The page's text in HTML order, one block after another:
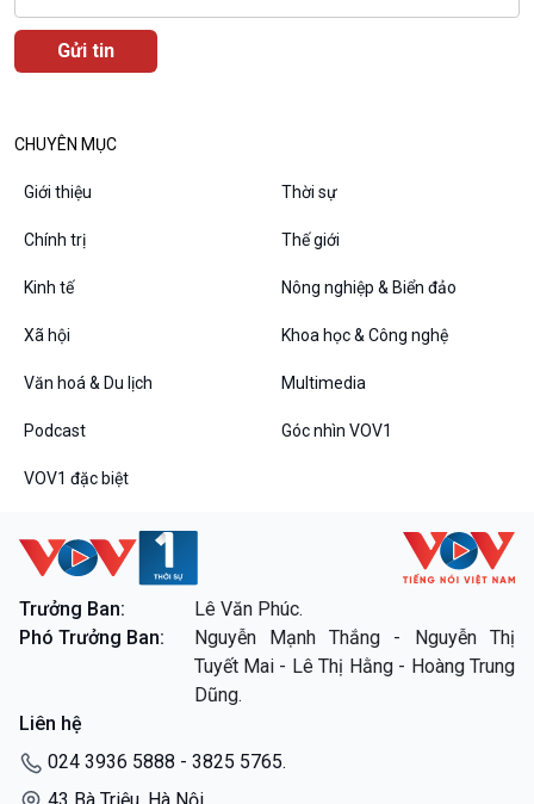
Thanh âm ký sự
Chân dung cuộc sống
CHUYÊN MỤC
Giới thiệu Thời sự
Chính trị Thế giới
Kinh tế Nông nghiệp & Biển đảo
Xã hội Khoa học & Công nghệ
Văn hoá & Du lịch Multimedia
Podcast Góc nhìn VOV1
VOV1 đặc biệt
Trưởng Ban:
Lê Văn Phúc.
Phó Trưởng Ban:
Nguyễn Mạnh Thắng - Nguyễn Thị
Tuyết Mai - Lê Thị Hằng - Hoàng Trung
Dũng.
Liên hệ
024 3936 5888 - 3825 5765.